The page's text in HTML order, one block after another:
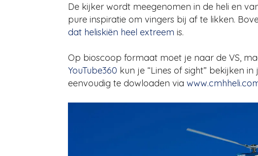
De kijker wordt meegenomen in de heli en
pure inspiratie om vingers bij af te likken.
dat heliskiën heel extreem is.
Op bioscoop formaat moet je naar de VS,
YouTube360 kun je “Lines of sight” bekijken
eenvoudig te dowloaden via